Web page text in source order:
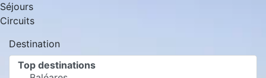
Séjours
Circuits
Destination